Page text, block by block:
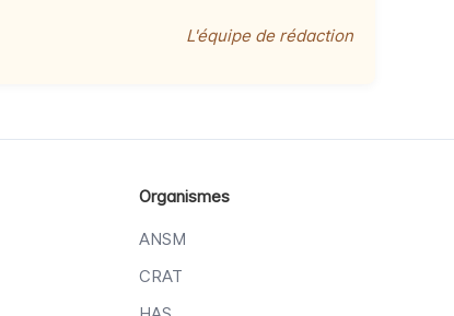
L'équipe de rédaction
Organismes
ANSM
CRAT